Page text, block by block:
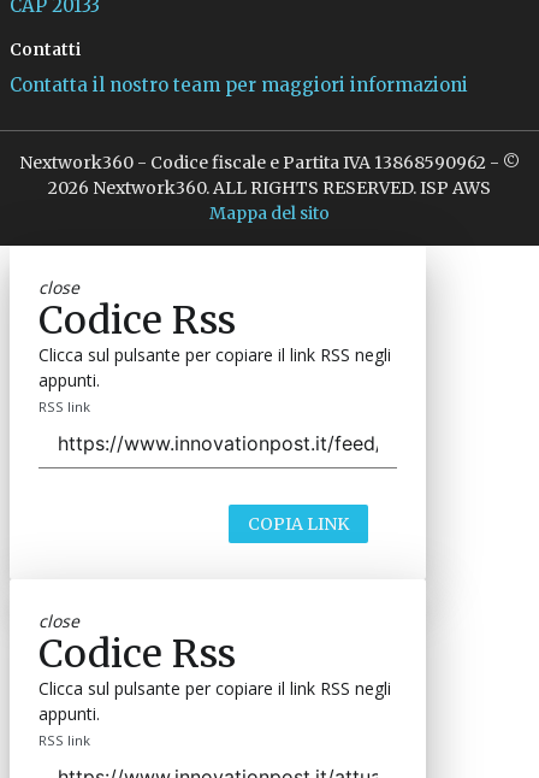
CAP 20133
Contatti
Contatta il nostro team per maggiori informazioni
Nextwork360 - Codice fiscale e Partita IVA 13868590962 - ©
2026 Nextwork360. ALL RIGHTS RESERVED. ISP AWS
Mappa del sito
close
Codice Rss
Clicca sul pulsante per copiare il link RSS negli
appunti.
RSS link
COPIA LINK
close
Codice Rss
Clicca sul pulsante per copiare il link RSS negli
appunti.
RSS link